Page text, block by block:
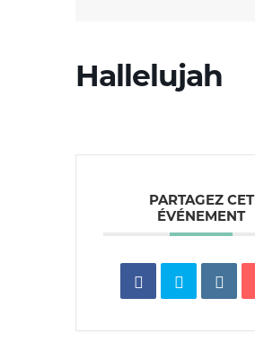
Hallelujah
PARTAGEZ CET
ÉVÉNEMENT